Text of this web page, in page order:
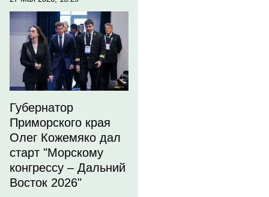
Губернатор
Приморского края
Олег Кожемяко дал
старт "Морскому
конгрессу – Дальний
Восток 2026"